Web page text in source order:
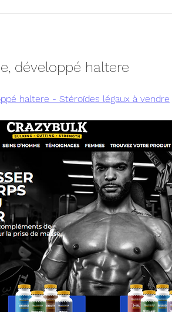
développé haltere
haltere - Stéroïdes légaux à vendre